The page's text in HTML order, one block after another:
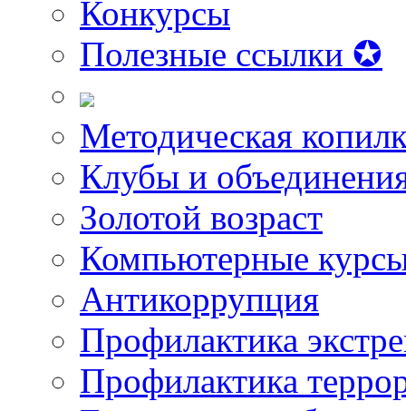
Конкурсы
Полезные ссылки ✪
Методическая
Клубы и
Золотой возраст
Компьютерные
Антикоррупция
Профилактика
Профилактика